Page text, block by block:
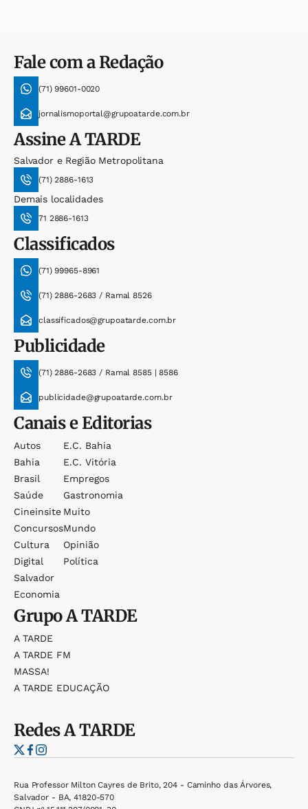
Fale com a Redação
(71) 99601-0020
jornalismoportal@grupoatarde.com.br
AssineA TARDE
Salvador e Região Metropolitana
(71) 2886-1613
Demais localidades
71 2886-1613
Classificados
(71) 99965-8961
(71) 2886-2683 / Ramal 8526
classificados@grupoatarde.com.br
Publicidade
(71) 2886-2683 / Ramal 8585 | 8586
publicidade@grupoatarde.com.br
Canais e Editorias
Autos
Bahia
Brasil
Saúde
Cineinsite
Concursos
Cultura
Digital
Salvador
Economia
E.c. Bahia
E.c. Vitória
Empregos
Gastronomia
Muito
Mundo
Opinião
Política
GrupoA TARDE
A TARDE
A TARDE FM
MASSA!
A TARDE EDUCAÇÃO
RedesA TARDE
Rua Professor Milton Cayres de Brito, 204 - Caminho das Árvores,
Salvador - BA, 41820-570